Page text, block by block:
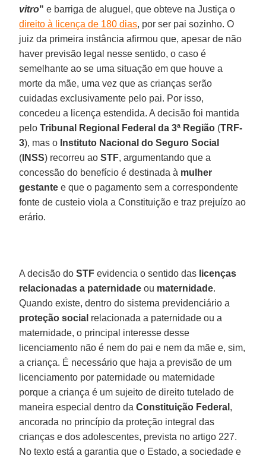
vitro" e barriga de aluguel, que obteve na Justiça o
direito à licença de 180 dias, por ser pai sozinho. O
juiz da primeira instância afirmou que, apesar de não
haver previsão legal nesse sentido, o caso é
semelhante ao se uma situação em que houve a
morte da mãe, uma vez que as crianças serão
cuidadas exclusivamente pelo pai. Por isso,
concedeu a licença estendida. A decisão foi mantida
peloTribunal Regional Federal da 3ª Região (TRF-
3), mas o Instituto Nacional do Seguro Social
( INSS) recorreu aoSTF, argumentando que a
concessão do benefício é destinada à mulher
gestante e que o pagamento sem a correspondente
fonte de custeio viola a Constituição e traz prejuízo ao
erário.
A decisão doSTF evidencia o sentido das licenças
relacionadas a paternidade ou maternidade.
Quando existe, dentro do sistema previdenciário a
proteção social relacionada a paternidade ou a
maternidade, o principal interesse desse
licenciamento não é nem do pai e nem da mãe e, sim,
a criança. É necessário que haja a previsão de um
licenciamento por paternidade ou maternidade
porque a criança é um sujeito de direito tutelado de
maneira especial dentro daConstituição Federal ,
ancorada no princípio da proteção integral das
crianças e dos adolescentes, prevista no artigo 227.
No texto está a garantia que o Estado, a sociedade e